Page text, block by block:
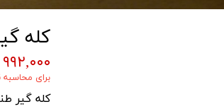
کله گیر طنابی
۹۹۲,۰۰۰ تومان
برای محاسبه
کله گیر طنابی 4 گره با استحکام و سنگینی